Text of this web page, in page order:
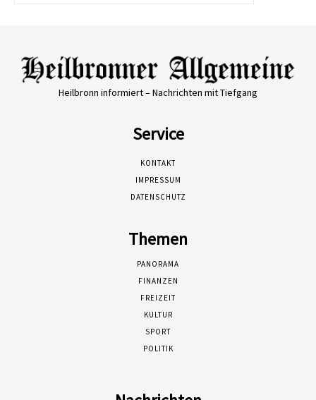
Heilbronn informiert – Nachrichten mit Tiefgang
Service
KONTAKT
IMPRESSUM
DATENSCHUTZ
Themen
PANORAMA
FINANZEN
FREIZEIT
KULTUR
SPORT
POLITIK